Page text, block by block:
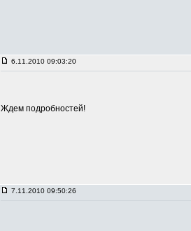
6.11.2010 09:03:20
Ждем подробностей!
7.11.2010 09:50:26